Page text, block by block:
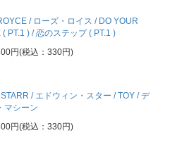
/ ローズ・ロイス / DO YOUR
( PT.1 ) / 恋のステップ ( PT.1 )
円(税込：330円)
/ エドウィン・スター / TOY / デ
マシーン
円(税込：330円)